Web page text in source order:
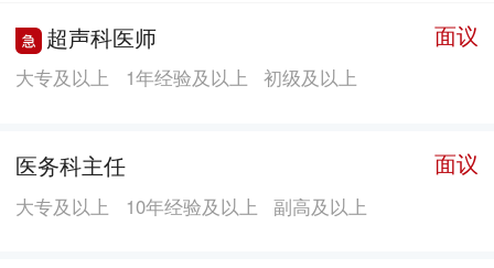
13层的住院大楼两幢构成。医院编制床位450张，第一期
开放250张。 门诊综合大楼设有急诊科、内科、儿科、
腔科、皮肤科、男性病科、肝病科、体检科、体外碎石
科、健康体检管理中心及专家门诊等；医技科设有放射
超声科医师 面议
大专及以上 1年经验及以上 初级及以上
医务科主任 面议
大专及以上 10年经验及以上 副高及以上